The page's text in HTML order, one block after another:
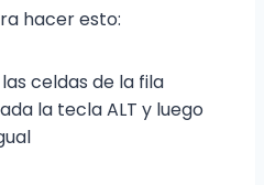
hacer esto:
celdas de la fila
la tecla ALT y luego